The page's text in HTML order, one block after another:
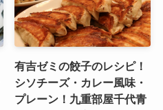
有吉ゼミの餃子のレシピ！
シソチーズ・カレー風味・
プレーン！九重部屋千代青